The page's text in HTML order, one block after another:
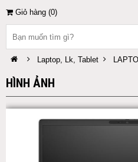
Giỏ hàng (0)
Laptop, Lk, Tablet
HÌNH ẢNH